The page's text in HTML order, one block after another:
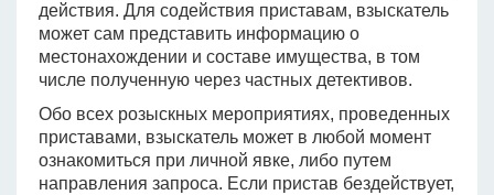
действия. Для содействия приставам, взыскатель
может сам представить информацию о
местонахождении и составе имущества, в том
числе полученную через частных детективов.
Обо всех розыскных мероприятиях, проведенных
приставами, взыскатель может в любой момент
ознакомиться при личной явке, либо путем
направления запроса. Если пристав бездействует,